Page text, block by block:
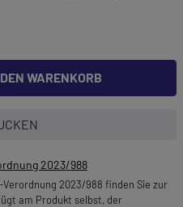
WARENKORB
2023/988
2023/988 finden Sie zur
am Produkt selbst, der